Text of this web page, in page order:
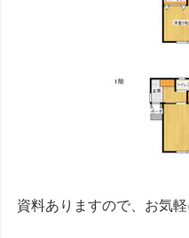
資料ありますので、お気